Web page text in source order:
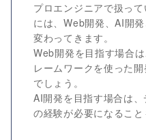
プロエンジニアで扱っ
には、Web開発、AI開
変わってきます。
Web開発を目指す場合
レームワークを使った
でしょう。
AI開発を目指す場合は
の経験が必要になること